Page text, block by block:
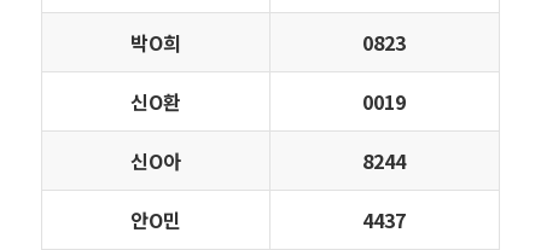
박Ο희 0823
신Ο환 0019
신Ο아 8244
안Ο민 4437